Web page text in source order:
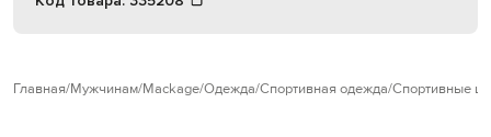
Главная Мужчинам Mackage Одежда Спортивная одежда Спортивные